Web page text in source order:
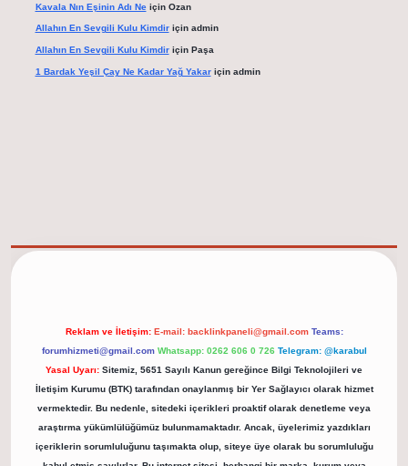
Kavala Nın Eşinin Adı Neiçin Ozan
Allahın En Sevgili Kulu Kimdiriçin admin
Allahın En Sevgili Kulu Kimdiriçin Paşa
1 Bardak Yeşil Çay Ne Kadar Yağ Yakariçin admin
Reklam ve İletişim: E-mail: backlinkpaneli@gmail.com Teams:
forumhizmeti@gmail.com Whatsapp: 0262 606 0 726 Telegram: @karabul
Yasal Uyarı: Sitemiz, 5651 Sayılı Kanun gereğince Bilgi Teknolojileri ve
İletişim Kurumu (BTK) tarafından onaylanmış bir Yer Sağlayıcı olarak hizmet
vermektedir. Bu nedenle, sitedeki içerikleri proaktif olarak denetleme veya
araştırma yükümlülüğümüz bulunmamaktadır. Ancak, üyelerimiz yazdıkları
içeriklerin sorumluluğunu taşımakta olup, siteye üye olarak bu sorumluluğu